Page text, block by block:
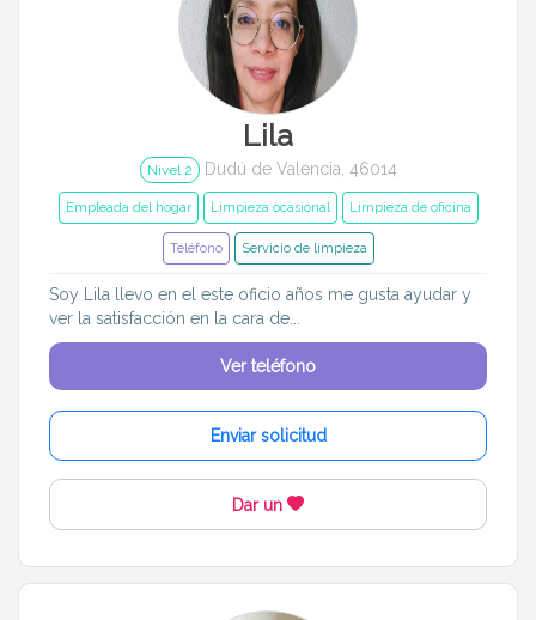
Lila
Nivel 2 Dudú de Valencia, 46014
Empleada del hogar Limpieza ocasional Limpieza de oficina
Teléfono Servicio de limpieza
Soy Lila llevo en el este oficio años me gusta ayudar y
ver la satisfacción en la cara de...
Ver teléfono
Enviar solicitud
Dar un